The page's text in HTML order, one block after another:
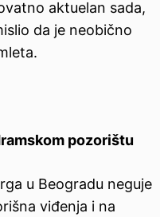
aktuelan sada,
da je neobično
pozorištu
u Beogradu neguje
viđenja i na